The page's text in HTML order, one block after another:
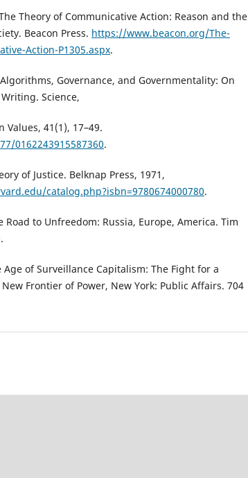
Theory of Communicative Action: Reason and the
Beacon Press. https://www.beacon.org/The-
Action-P1305.aspx.
Governance, and Governmentality: On
Science,
Values, 41(1), 17–49.
0162243915587360.
of Justice. Belknap Press, 1971,
catalog.php?isbn=9780674000780.
Road to Unfreedom: Russia, Europe, America. Tim
Age of Surveillance Capitalism: The Fight for a
Frontier of Power, New York: Public Affairs. 704